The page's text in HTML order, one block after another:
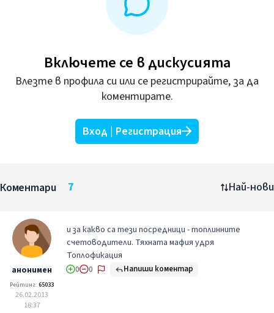
Включете се в дискусията
Влезте в профила си или се регистрирайте, за да
коментирате.
Вход | Регистрация
Коментари 7 Най-нови
анонимен
Рейтинг: 65033
26.02.2013
18:37
и за какво са тези посредници - топлинните
счетоводители. Тяхната мафия удря
Топлофикация
0 0 Напиши коментар